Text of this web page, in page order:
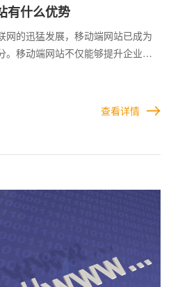
有什么优势
网的迅猛发展，移动端网站已成为
。移动端网站不仅能够提升企业的
能优化用户体验和搜索表现，带来
根据自身实际情况规划和建设移动
查看详情